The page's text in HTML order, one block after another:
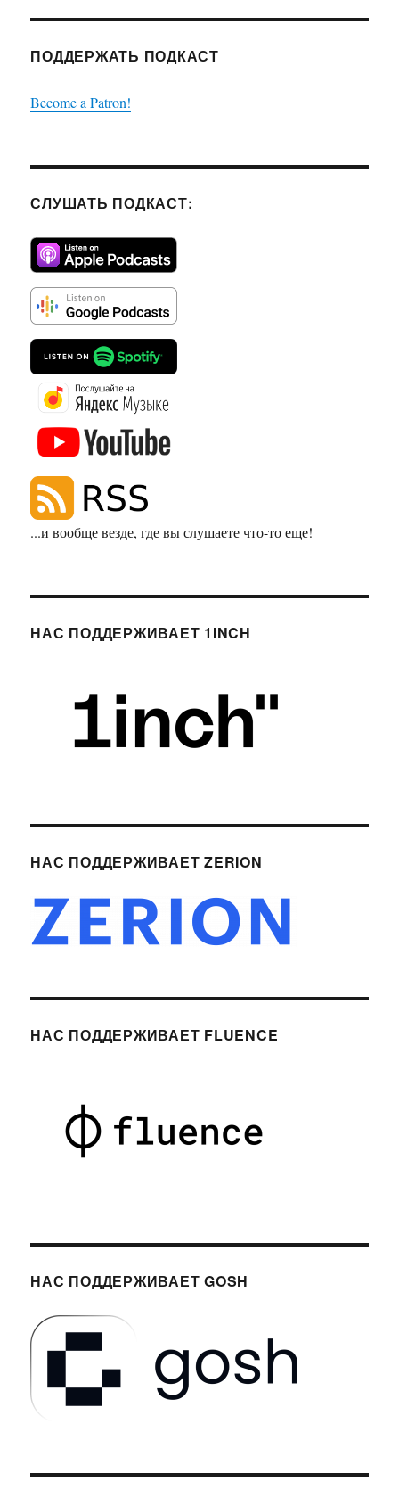
ПОДДЕРЖАТЬ ПОДКАСТ
Become a Patron!
СЛУШАТЬ ПОДКАСТ:
...и вообще везде, где вы слушаете что-то еще!
НАС ПОДДЕРЖИВАЕТ 1INCH
НАС ПОДДЕРЖИВАЕТ ZERION
НАС ПОДДЕРЖИВАЕТ FLUENCE
НАС ПОДДЕРЖИВАЕТ GOSH